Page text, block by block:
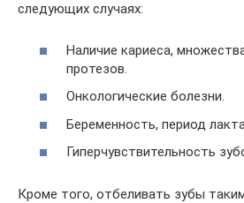
следующих случаях:
Наличие кариеса,
протезов.
Онкологические болезни.
Беременность, период
Гиперчувствительность
Кроме того, отбеливать зубы